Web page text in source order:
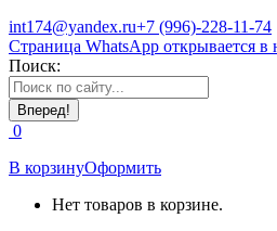
int174@yandex.ru+7 (996)-228-11-74
Страница WhatsApp открывается в
Поиск:
0
В корзинуОформить
Нет товаров в корзине.